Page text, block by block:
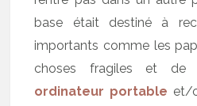
base était destiné à
importants comme les
choses fragiles et de
ordinateur portable et/